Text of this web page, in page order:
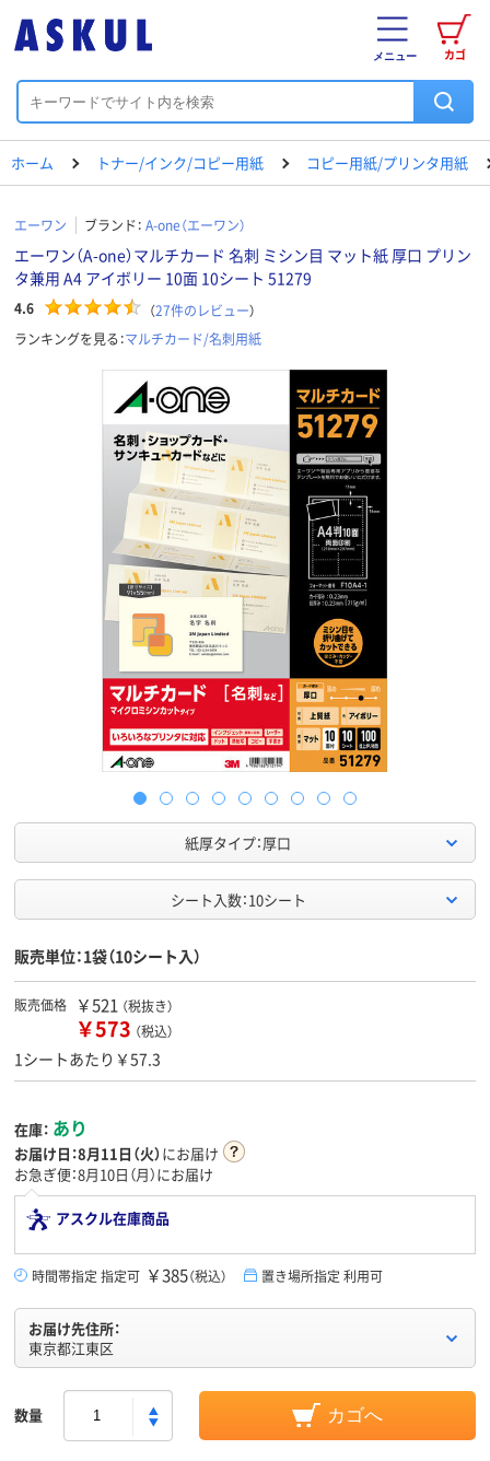
カゴ
メニュー
ホーム トナー/インク/コピー用紙 コピー用紙/プリンタ用紙
エーワン ブランド： A-one（エーワン）
エーワン（A-one）マルチカード 名刺 ミシン目 マット紙 厚口 プリン
タ兼用 A4 アイボリー 10面 10シート 51279
4.6 （27件のレビュー）
ランキングを見る：マルチカード/名刺用紙
紙厚タイプ：厚口
シート入数：10シート
販売単位：1袋（10シート入）
販売価格 ￥521 （税抜き）
￥573 （税込）
1シートあたり￥57.3
在庫： あり
お届け日：8月11日（火）にお届け
お急ぎ便：8月10日（月）にお届け
アスクル在庫商品
時間帯指定 指定可 ￥385（税込） 置き場所指定 利用可
お届け先住所：
東京都江東区
数量 カゴへ